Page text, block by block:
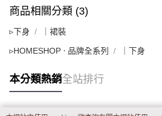
商品相關分類 (3)
▹下身 ｜裙裝
▹HOMESHOP ‧ 品牌全系列 ｜下身
本分類熱銷全站排行